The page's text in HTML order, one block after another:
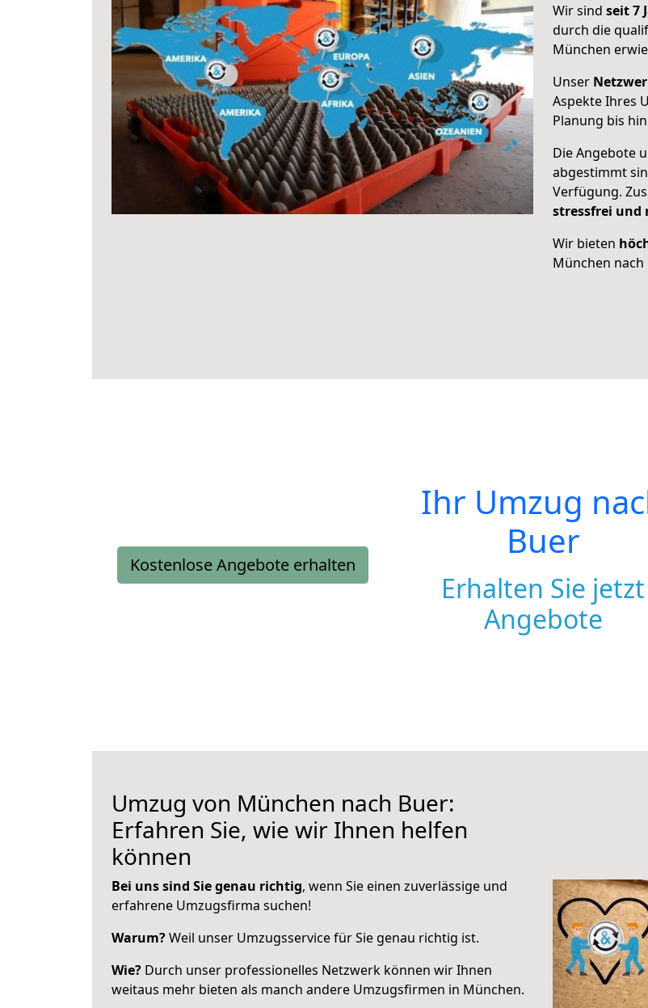
Wir sind seit 7
durch die
München
Unser
Aspekte Ihres
Planung bis
Die Angebote
abgestimmt
Verfügung.
stressfrei und
Wir bieten
München nach
Kostenlose Angebote erhalten
Ihr Umzug
Buer
Erhalten Sie jetzt
Angebote
Umzug von München nach Buer:
Erfahren Sie, wie wir Ihnen helfen
können
Bei uns sind Sie genau richtig, wenn Sie einen zuverlässige und
erfahrene Umzugsfirma suchen!
Warum?Weil unser Umzugsservice für Sie genau richtig ist.
Wie? Durch unser professionelles Netzwerk können wir Ihnen
weitaus mehr bieten als manch andere Umzugsfirmen in München.